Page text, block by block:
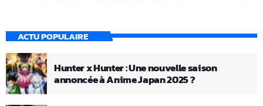
ACTU POPULAIRE
Hunter x Hunter : Une nouvelle saison
annoncée à Anime Japan 2025 ?